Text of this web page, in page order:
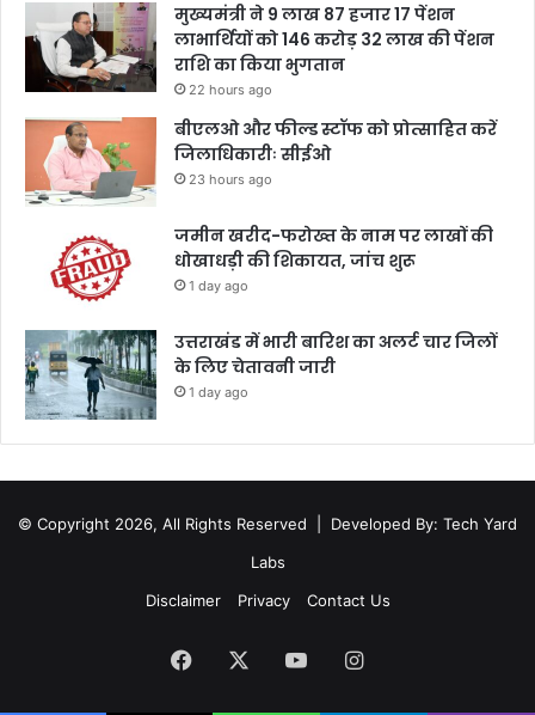
मुख्यमंत्री ने 9 लाख 87 हजार 17 पेंशन
लाभार्थियों को 146 करोड़ 32 लाख की पेंशन
राशि का किया भुगतान
22 hours ago
बीएलओ और फील्ड स्टॉफ को प्रोत्साहित करें
जिलाधिकारीः सीईओ
23 hours ago
जमीन खरीद-फरोख्त के नाम पर लाखों की
धोखाधड़ी की शिकायत, जांच शुरू
1 day ago
उत्तराखंड में भारी बारिश का अलर्ट चार जिलों
के लिए चेतावनी जारी
1 day ago
© Copyright 2026, All Rights Reserved | Developed By: Tech Yard
Labs
Disclaimer
Privacy Contact Us
Facebook YouTubeInstagram